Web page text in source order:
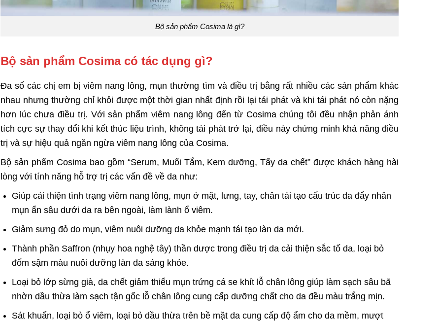
Bộ sản phẩm Cosima là gì?
Bộ sản phẩm Cosima có tác dụng gì?
Đa số các chị em bị viêm nang lông, mụn thường tìm và điều trị bằng rất nhiều các sản phẩm khác
nhau nhưng thường chỉ khỏi được một thời gian nhất định rồi lại tái phát và khi tái phát nó còn nặng
hơn lúc chưa điều trị. Với sản phẩm viêm nang lông đến từ Cosima chúng tôi đều nhận phản ánh
tích cực sự thay đổi khi kết thúc liệu trình, không tái phát trở lại, điều này chứng minh khả năng điều
trị và sự hiệu quả ngăn ngừa viêm nang lông của Cosima.
Bộ sản phẩm Cosima bao gồm “Serum, Muối Tắm, Kem dưỡng, Tẩy da chết” được khách hàng hài
lòng với tính năng hỗ trợ trị các vấn đề về da như:
Giúp cải thiện tình trạng viêm nang lông, mụn ở mặt, lưng, tay, chân tái tạo cấu trúc da đẩy nhân
mụn ẩn sâu dưới da ra bên ngoài, làm lành ổ viêm.
Giảm sưng đỏ do mụn, viêm nuôi dưỡng da khỏe mạnh tái tạo làn da mới.
Thành phần Saffron (nhụy hoa nghệ tây) thần dược trong điều trị da cải thiện sắc tố da, loại bỏ
đốm sậm màu nuôi dưỡng làn da sáng khỏe.
Loại bỏ lớp sừng già, da chết giảm thiểu mụn trứng cá se khít lỗ chân lông giúp làm sạch sâu bã
nhờn dầu thừa làm sạch tận gốc lỗ chân lông cung cấp dưỡng chất cho da đều màu trắng mịn.
Sát khuẩn, loại bỏ ổ viêm, loại bỏ dầu thừa trên bề mặt da cung cấp độ ẩm cho da mềm, mượt